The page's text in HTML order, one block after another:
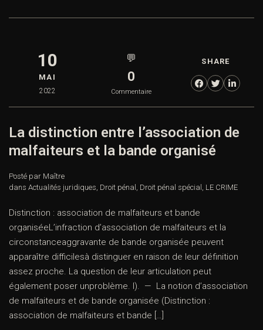
10
MAI
2022
💬
0
Commentaire
SHARE
La distinction entre l’association de
malfaiteurs et la bande organisé
Posté par Maître
dans Actualités juridiques, Droit pénal , Droit pénal spécial , LE CRIME
Distinction : association de malfaiteurs et bande
organiséeL’infraction d’association de malfaiteurs et la
circonstanceaggravante de bande organisée peuvent
apparaître difficilesà distinguer en raison de leur définition
assez proche. La question de leur articulation peut
également poser unproblème. I). — La notion d’association
de malfaiteurs et de bande organisée (Distinction :
association de malfaiteurs et bande […]